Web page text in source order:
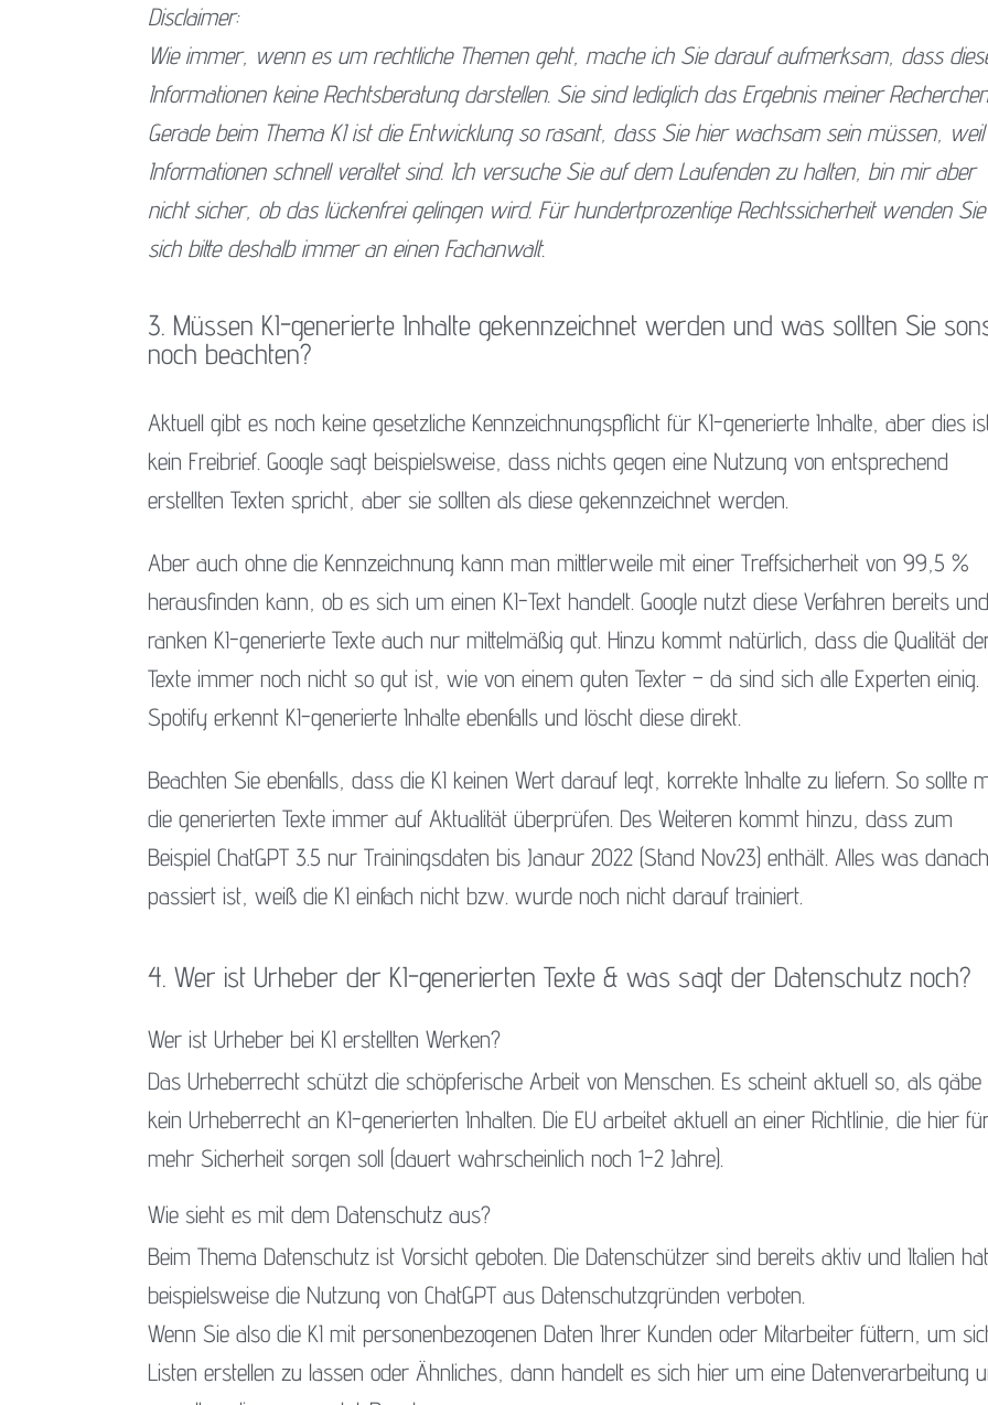
Disclaimer:
Wie immer, wenn es um rechtliche Themen geht, mache ich Sie darauf aufmerksam, dass
Informationen keine Rechtsberatung darstellen. Sie sind lediglich das Ergebnis meiner
Gerade beim Thema KI ist die Entwicklung so rasant, dass Sie hier wachsam sein müssen, weil
Informationen schnell veraltet sind. Ich versuche Sie auf dem Laufenden zu halten, bin mir aber
nicht sicher, ob das lückenfrei gelingen wird. Für hundertprozentige Rechtssicherheit wenden Sie
sich bitte deshalb immer an einen Fachanwalt.
3. Müssen KI-generierte Inhalte gekennzeichnet werden und was sollten Sie
noch beachten?
Aktuell gibt es noch keine gesetzliche Kennzeichnungspflicht für KI-generierte Inhalte, aber dies
kein Freibrief. Google sagt beispielsweise, dass nichts gegen eine Nutzung von entsprechend
erstellten Texten spricht, aber sie sollten als diese gekennzeichnet werden.
Aber auch ohne die Kennzeichnung kann man mittlerweile mit einer Treffsicherheit von 99,5 %
herausfinden kann, ob es sich um einen KI-Text handelt. Google nutzt diese Verfahren bereits
ranken KI-generierte Texte auch nur mittelmäßig gut. Hinzu kommt natürlich, dass die Qualität
Texte immer noch nicht so gut ist, wie von einem guten Texter – da sind sich alle Experten einig.
Spotify erkennt KI-generierte Inhalte ebenfalls und löscht diese direkt.
Beachten Sie ebenfalls, dass die KI keinen Wert darauf legt, korrekte Inhalte zu liefern. So sollte
die generierten Texte immer auf Aktualität überprüfen. Des Weiteren kommt hinzu, dass zum
Beispiel ChatGPT 3.5 nur Trainingsdaten bis Janaur 2022 (Stand Nov23) enthält. Alles was
passiert ist, weiß die KI einfach nicht bzw. wurde noch nicht darauf trainiert.
4. Wer ist Urheber der KI-generierten Texte & was sagt der Datenschutz noch?
Wer ist Urheber bei KI erstellten Werken?
Das Urheberrecht schützt die schöpferische Arbeit von Menschen. Es scheint aktuell so, als gäbe
kein Urheberrecht an KI-generierten Inhalten. Die EU arbeitet aktuell an einer Richtlinie, die hier
mehr Sicherheit sorgen soll (dauert wahrscheinlich noch 1-2 Jahre).
Wie sieht es mit dem Datenschutz aus?
Beim Thema Datenschutz ist Vorsicht geboten. Die Datenschützer sind bereits aktiv und Italien
beispielsweise die Nutzung von ChatGPT aus Datenschutzgründen verboten.
Wenn Sie also die KI mit personenbezogenen Daten Ihrer Kunden oder Mitarbeiter füttern, um
Listen erstellen zu lassen oder Ähnliches, dann handelt es sich hier um eine Datenverarbeitung